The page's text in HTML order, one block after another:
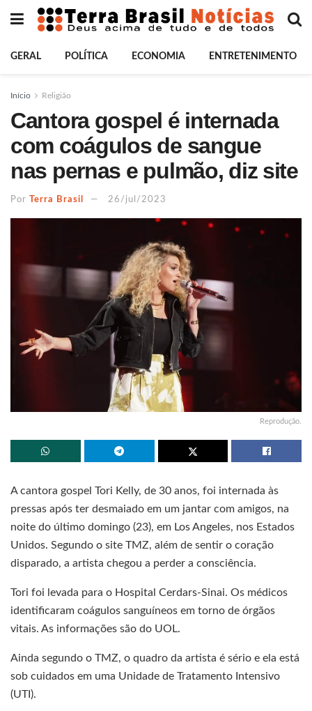
GERAL POLÍTICA ECONOMIA ENTRETENIMENTO
Início Religião
Cantora gospel é internada
com coágulos de sangue
nas pernas e pulmão, diz site
Por Terra Brasil 26/jul/2023
Reprodução.
A cantora gospel Tori Kelly, de 30 anos, foi internada às
pressas após ter desmaiado em um jantar com amigos, na
noite do último domingo (23), em Los Angeles, nos Estados
Unidos. Segundo o site TMZ, além de sentir o coração
disparado, a artista chegou a perder a consciência.
Tori foi levada para o Hospital Cerdars-Sinai. Os médicos
identificaram coágulos sanguíneos em torno de órgãos
vitais. As informações são do UOL.
Ainda segundo o TMZ, o quadro da artista é sério e ela está
sob cuidados em uma Unidade de Tratamento Intensivo
(UTI).